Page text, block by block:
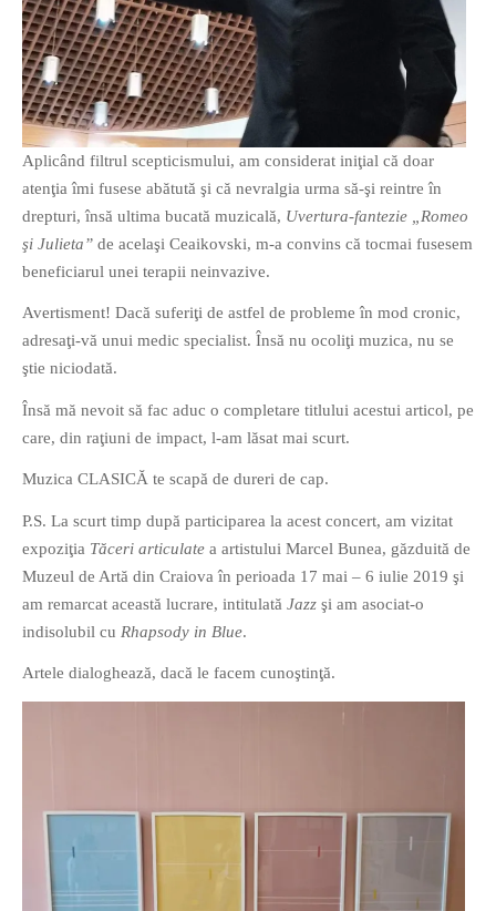
Aplicând filtrul scepticismului, am considerat iniţial că doar
atenţia îmi fusese abătută şi că nevralgia urma să-şi reintre în
drepturi, însă ultima bucată muzicală, Uvertura-fantezie „Romeo
şi Julieta” de acelaşi Ceaikovski, m-a convins că tocmai fusesem
beneficiarul unei terapii neinvazive.
Avertisment! Dacă suferiţi de astfel de probleme în mod cronic,
adresaţi-vă unui medic specialist. Însă nu ocoliţi muzica, nu se
ştie niciodată.
Însă mă nevoit să fac aduc o completare titlului acestui articol, pe
care, din raţiuni de impact, l-am lăsat mai scurt.
Muzica CLASICĂ te scapă de dureri de cap.
P.S. La scurt timp după participarea la acest concert, am vizitat
expoziţia Tăceri articulate a artistului Marcel Bunea, găzduită de
Muzeul de Artă din Craiova în perioada 17 mai – 6 iulie 2019 şi
am remarcat această lucrare, intitulată Jazz şi am asociat-o
indisolubil cu Rhapsody in Blue.
Artele dialoghează, dacă le facem cunoştinţă.